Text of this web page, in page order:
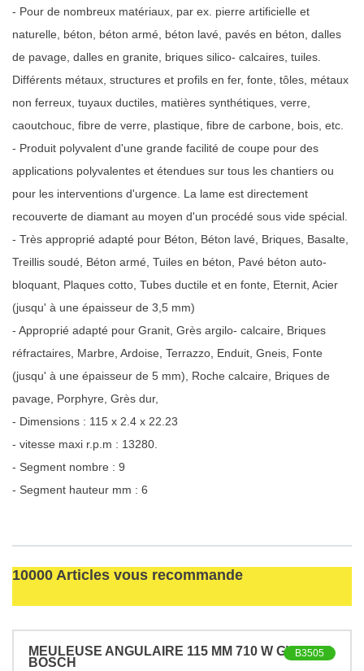
- Pour de nombreux matériaux, par ex. pierre artificielle et
naturelle, béton, béton armé, béton lavé, pavés en béton, dalles
de pavage, dalles en granite, briques silico- calcaires, tuiles.
Différents métaux, structures et profils en fer, fonte, tôles, métaux
non ferreux, tuyaux ductiles, matières synthétiques, verre,
caoutchouc, fibre de verre, plastique, fibre de carbone, bois, etc.
- Produit polyvalent d'une grande facilité de coupe pour des
applications polyvalentes et étendues sur tous les chantiers ou
pour les interventions d'urgence. La lame est directement
recouverte de diamant au moyen d'un procédé sous vide spécial.
- Très approprié adapté pour Béton, Béton lavé, Briques, Basalte,
Treillis soudé, Béton armé, Tuiles en béton, Pavé béton auto-
bloquant, Plaques cotto, Tubes ductile et en fonte, Eternit, Acier
(jusqu' à une épaisseur de 3,5 mm)
- Approprié adapté pour Granit, Grès argilo- calcaire, Briques
réfractaires, Marbre, Ardoise, Terrazzo, Enduit, Gneis, Fonte
(jusqu' à une épaisseur de 5 mm), Roche calcaire, Briques de
pavage, Porphyre, Grès dur,
- Dimensions : 115 x 2.4 x 22.23
- vitesse maxi r.p.m : 13280.
- Segment nombre : 9
- Segment hauteur mm : 6
10000 Articles vous recommande
MEULEUSE ANGULAIRE 115 MM 710 W GWS 700
BOSCH
B3505